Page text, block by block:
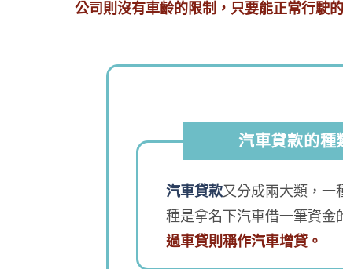
公司則沒有車齡的限制，只要能正常行駛
汽車貸款的種
汽車貸款又分成兩大類，一
種是拿名下汽車借一筆資金
過車貸則稱作汽車增貸。